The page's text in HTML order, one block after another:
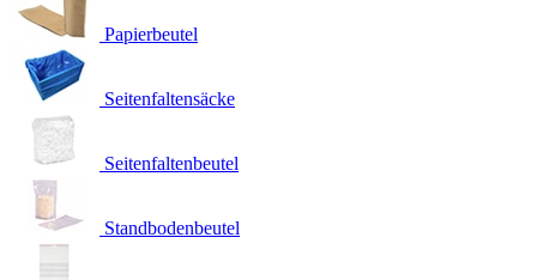
Papierbeutel
Seitenfaltensäcke
Seitenfaltenbeutel
Standbodenbeutel